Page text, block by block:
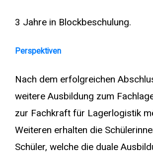
3 Jahre in Blockbeschulung.
Perspektiven
Nach dem erfolgreichen
weitere Ausbildung zum
zur Fachkraft für Lagerlogistik
Weiteren erhalten die
Schüler, welche die duale